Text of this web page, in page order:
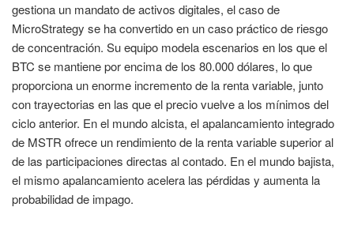
gestiona un mandato de activos digitales, el caso de
MicroStrategy se ha convertido en un caso práctico de riesgo
de concentración. Su equipo modela escenarios en los que el
BTC se mantiene por encima de los 80.000 dólares, lo que
proporciona un enorme incremento de la renta variable, junto
con trayectorias en las que el precio vuelve a los mínimos del
ciclo anterior. En el mundo alcista, el apalancamiento integrado
de MSTR ofrece un rendimiento de la renta variable superior al
de las participaciones directas al contado. En el mundo bajista,
el mismo apalancamiento acelera las pérdidas y aumenta la
probabilidad de impago.